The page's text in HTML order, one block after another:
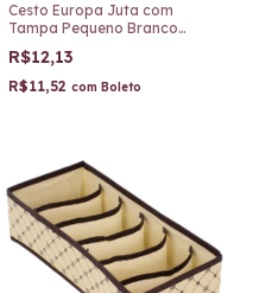
Cesto Europa Juta com
Tampa Pequeno Branco
268/B
R$12,13
R$11,52 com Boleto